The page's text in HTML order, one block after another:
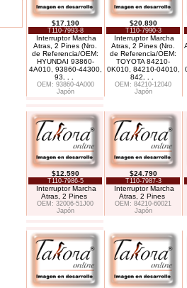
$17.190
T110-7993-8
Interruptor Marcha
Atras, 2 Pines (Nro.
de Referencia/OEM:
HYUNDAI 93860-
4A010, 93860-44300,
93
OEM: 93860-4A000
Japón
$20.890
T110-7990-3
Interruptor Marcha
Atras, 2 Pines (Nro.
de Referencia/OEM:
TOYOTA 84210-
0K010, 84210-04010,
842
OEM: 84210-12040
Japón
$12.590
T110-7986-5
Interruptor Marcha
Atras, 2 Pines
OEM: 32006-51J00
Japón
$24.790
T110-7987-3
Interruptor Marcha
Atras, 2 Pines
OEM: 84210-60021
Japón